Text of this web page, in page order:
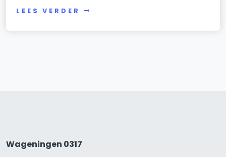
LEES VERDER
Wageningen 0317